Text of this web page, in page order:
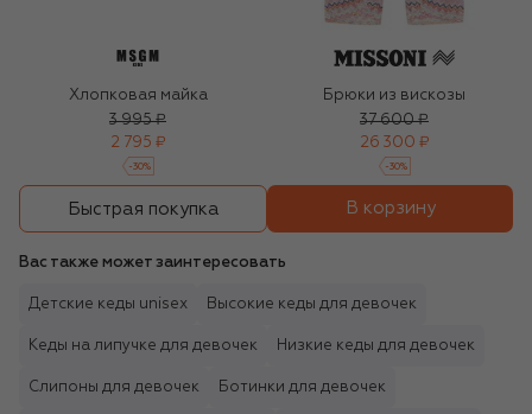
Хлопковая майка
3 995 ₽
2 795 ₽
-30%
Брюки из вискозы
37 600 ₽
26 300 ₽
-30%
Быстрая покупка В корзину
Вас также может заинтересовать
Детские кеды unisex Высокие кеды для девочек
Кеды на липучке для девочек Низкие кеды для девочек
Слипоны для девочек Ботинки для девочек